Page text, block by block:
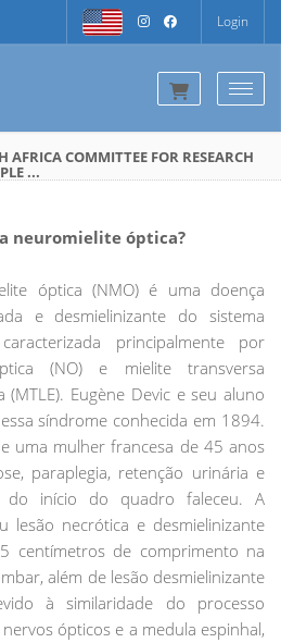
Login
COMMITTEE FOR RESEARCH
...
neuromielite óptica?
óptica (NMO) é uma doença
e desmielinizante do sistema
principalmente por
(NO) e mielite transversa
Eugène Devic e seu aluno
síndrome conhecida em 1894.
uma mulher francesa de 45 anos
paraplegia, retenção urinária e
do início do quadro faleceu. A
lesão necrótica e desmielinizante
centímetros de comprimento na
além de lesão desmielinizante
à similaridade do processo
ópticos e a medula espinhal,